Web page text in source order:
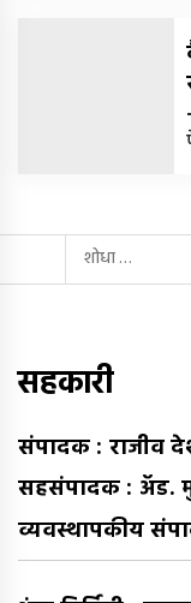
यांचा
शोध
सहकारी
संपादक : राजीव
सहसंपादक : अ‍ॅड.
व्यवस्थापकीय